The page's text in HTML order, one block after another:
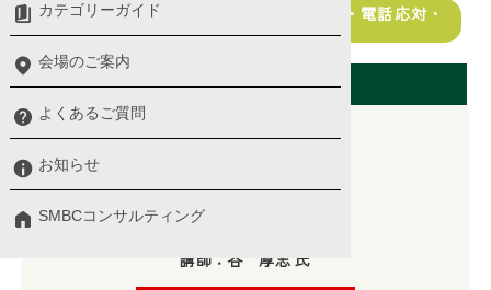
カテゴリーガイド
会場のご案内
よくあるご質問
お知らせ
SMBCコンサルティング
ビジネスマナー・ビジネスeメール/文書・電話応対・
開催日（東京会場）
2026/10/28(水)
講師：谷 厚志 氏